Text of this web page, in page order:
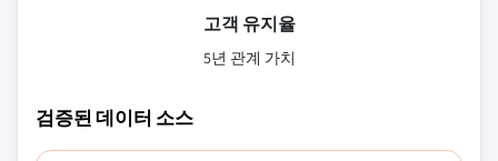
고객 유지율
5년 관계 가치
검증된 데이터 소스